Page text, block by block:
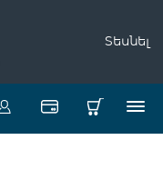
Տեսնել